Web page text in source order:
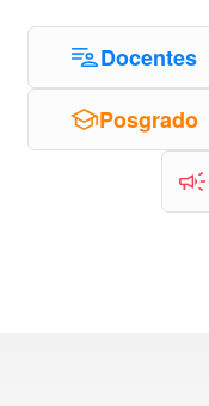
Docentes
Posgrado